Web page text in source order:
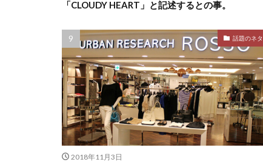
「CLOUDY HEART」と記述するとの事。
話題のネタ
2018年11月3日